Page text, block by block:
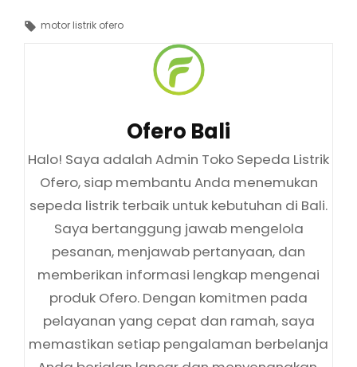
Tags,motor listrik ofero
Author:
Ofero Bali
Halo! Saya adalah Admin Toko Sepeda Listrik
Ofero, siap membantu Anda menemukan
sepeda listrik terbaik untuk kebutuhan di Bali.
Saya bertanggung jawab mengelola
pesanan, menjawab pertanyaan, dan
memberikan informasi lengkap mengenai
produk Ofero. Dengan komitmen pada
pelayanan yang cepat dan ramah, saya
memastikan setiap pengalaman berbelanja